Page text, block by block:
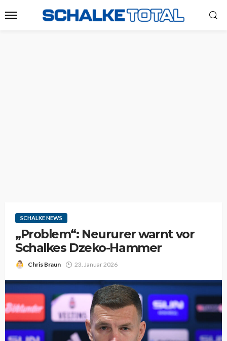
SCHALKE NEWS
„Problem“: Neururer warnt vor
Schalkes Dzeko-Hammer
Chris Braun 23. Januar 2026